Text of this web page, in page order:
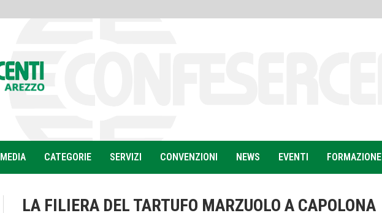
MEDIA CATEGORIE SERVIZI CONVENZIONI NEWS EVENTI FORMAZIONE
LA FILIERA DEL TARTUFO MARZUOLO A CAPOLONA